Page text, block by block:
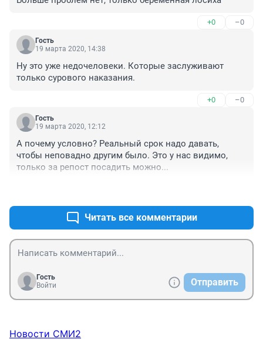
+0 –0
Гость
19 марта 2020, 14:38
Ну это уже недочеловеки. Которые заслуживают
только сурового наказания.
+0 –0
Гость
19 марта 2020, 12:12
А почему условно? Реальный срок надо давать,
чтобы неповадно другим было. Это у нас видимо,
только за репост посадить можно...
Читать все комментарии
Гость
Войти
Отправить
Новости СМИ2